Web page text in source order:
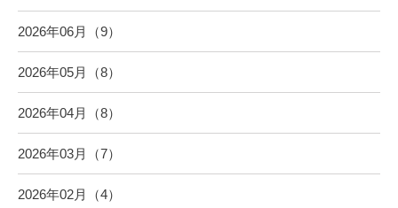
2026年06月（9）
2026年05月（8）
2026年04月（8）
2026年03月（7）
2026年02月（4）